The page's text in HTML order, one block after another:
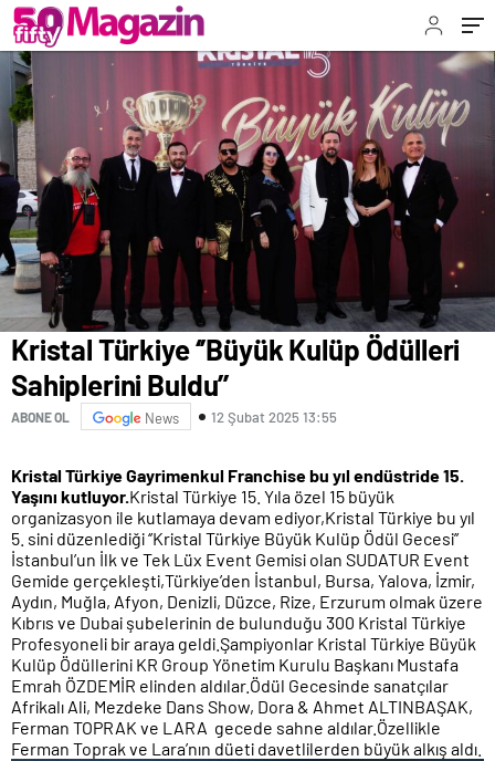
Kristal Türkiye ‘’Büyük Kulüp Ödülleri
Sahiplerini Buldu’’
ABONE OL News 12 Şubat 2025 13:55
Kristal Türkiye Gayrimenkul Franchise bu yıl endüstride 15.
Yaşını kutluyor.Kristal Türkiye 15. Yıla özel 15 büyük
organizasyon ile kutlamaya devam ediyor,Kristal Türkiye bu yıl
5. sini düzenlediği ‘’Kristal Türkiye Büyük Kulüp Ödül Gecesi’’
İstanbul’un İlk ve Tek Lüx Event Gemisi olan SUDATUR Event
Gemide gerçekleşti,Türkiye’den İstanbul, Bursa, Yalova, İzmir,
Aydın, Muğla, Afyon, Denizli, Düzce, Rize, Erzurum olmak üzere
Kıbrıs ve Dubai şubelerinin de bulunduğu 300 Kristal Türkiye
Profesyoneli bir araya geldi.Şampiyonlar Kristal Türkiye Büyük
Kulüp Ödüllerini KR Group Yönetim Kurulu Başkanı Mustafa
Emrah ÖZDEMİR elinden aldılar.Ödül Gecesinde sanatçılar
Afrikalı Ali, Mezdeke Dans Show, Dora & Ahmet ALTINBAŞAK,
Ferman TOPRAK ve LARA gecede sahne aldılar.Özellikle
Ferman Toprak ve Lara’nın düeti davetlilerden büyük alkış aldı.